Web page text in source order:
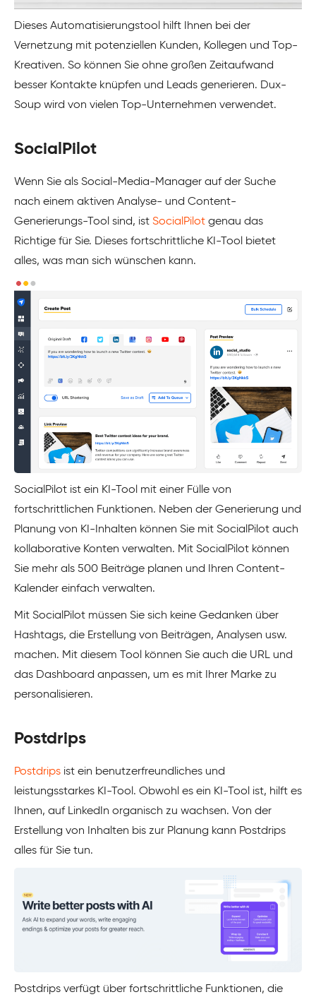
Dieses Automatisierungstool hilft Ihnen bei der
Vernetzung mit potenziellen Kunden, Kollegen und Top-
Kreativen. So können Sie ohne großen Zeitaufwand
besser Kontakte knüpfen und Leads generieren. Dux-
Soup wird von vielen Top-Unternehmen verwendet.
SocialPilot
Wenn Sie als Social-Media-Manager auf der Suche
nach einem aktiven Analyse- und Content-
Generierungs-Tool sind, ist SocialPilot genau das
Richtige für Sie. Dieses fortschrittliche KI-Tool bietet
alles, was man sich wünschen kann.
SocialPilot ist ein KI-Tool mit einer Fülle von
fortschrittlichen Funktionen. Neben der Generierung und
Planung von KI-Inhalten können Sie mit SocialPilot auch
kollaborative Konten verwalten. Mit SocialPilot können
Sie mehr als 500 Beiträge planen und Ihren Content-
Kalender einfach verwalten.
Mit SocialPilot müssen Sie sich keine Gedanken über
Hashtags, die Erstellung von Beiträgen, Analysen usw.
machen. Mit diesem Tool können Sie auch die URL und
das Dashboard anpassen, um es mit Ihrer Marke zu
personalisieren.
Postdrips
Postdrips ist ein benutzerfreundliches und
leistungsstarkes KI-Tool. Obwohl es ein KI-Tool ist, hilft es
Ihnen, auf LinkedIn organisch zu wachsen. Von der
Erstellung von Inhalten bis zur Planung kann Postdrips
alles für Sie tun.
Postdrips verfügt über fortschrittliche Funktionen, die